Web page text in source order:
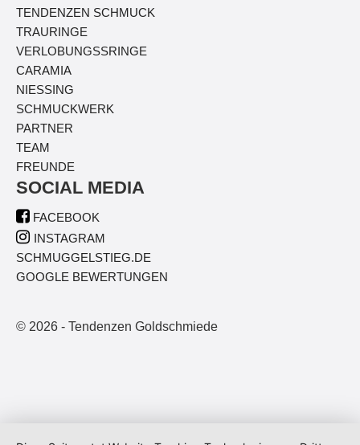
TENDENZEN SCHMUCK
TRAURINGE
VERLOBUNGSSRINGE
CARAMIA
NIESSING
SCHMUCKWERK
PARTNER
TEAM
FREUNDE
SOCIAL MEDIA
 FACEBOOK
 INSTAGRAM
SCHMUGGELSTIEG.DE
GOOGLE BEWERTUNGEN
© 2026 - Tendenzen Goldschmiede